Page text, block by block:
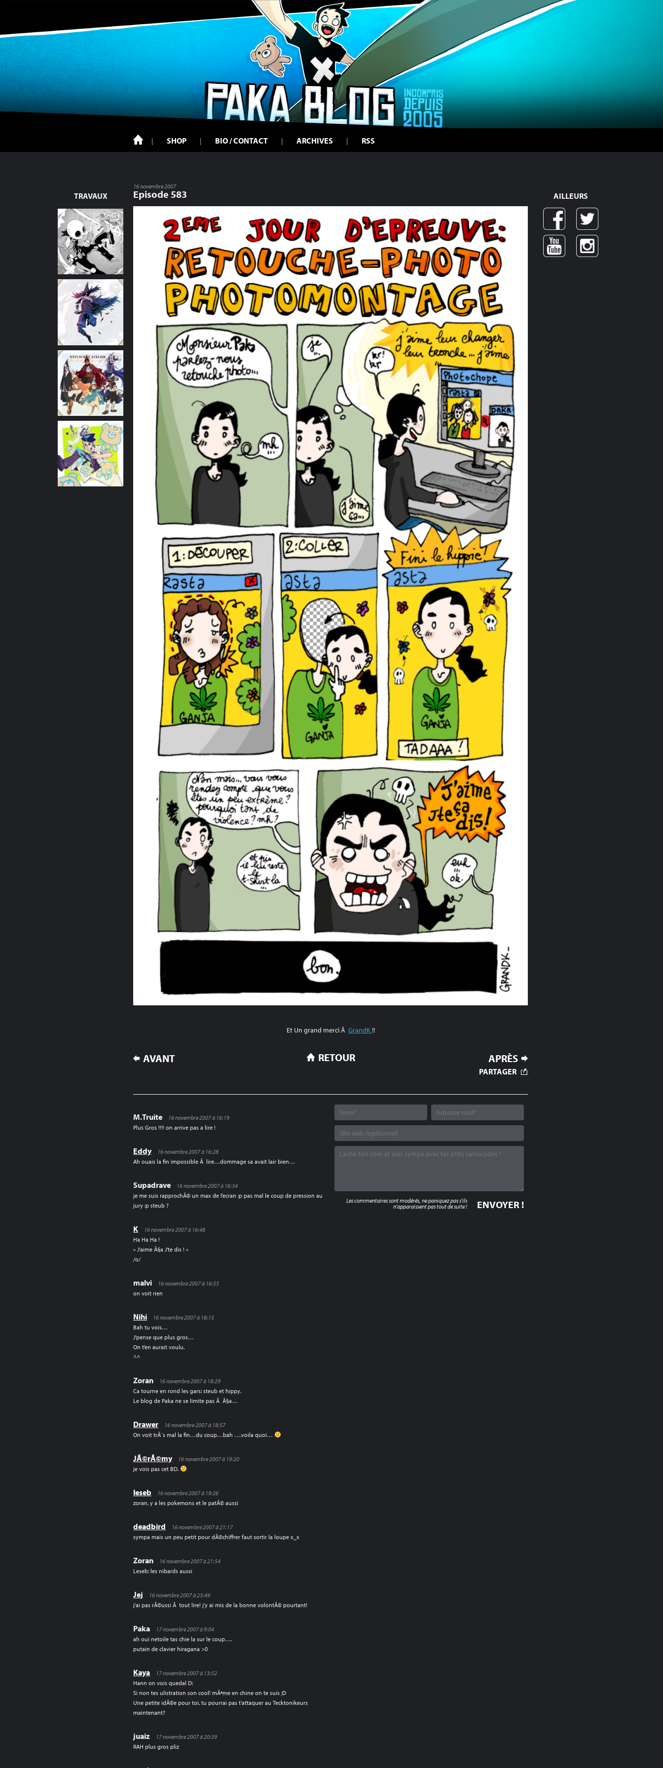
SHOP BIO / CONTACT ARCHIVES RSS
TRAVAUX
16 novembre 2007
Episode 583
Et Un grand merci Ã GrandK !!
NAVIGATION
AVANT APRÈS
RETOUR
PARTAGER
M.Truite
16 novembre 2007 à 16:19
Plus Gros !!!! on arrive pas a lire !
Eddy
16 novembre 2007 à 16:28
Ah ouais la fin impossible Ã lire…dommage sa avait lair bien…
Supadrave
16 novembre 2007 à 16:34
je me suis rapprochÃ© un max de l’ecran :p pas mal le coup de pression au
jury :p steub ?
K
16 novembre 2007 à 16:48
Ha Ha Ha !
« J’aime Ã§a J’te dis ! »
/o/
malvi
16 novembre 2007 à 16:55
on voit rien
Nihi
16 novembre 2007 à 18:15
Bah tu vois…
J’pense que plus gros…
On t’en aurait voulu.
^^
Zoran
16 novembre 2007 à 18:29
Ca tourne en rond les gars: steub et hippy.
Le blog de Paka ne se limite pas Ã Ã§a…
Drawer
16 novembre 2007 à 18:57
On voit trÃ¨s mal la fin…du coup…bah ….voila quoi…
JÃ©rÃ©my
16 novembre 2007 à 19:20
je vois pas cet BD.
leseb
16 novembre 2007 à 19:26
zoran, y a les pokemons et le patÃ© aussi
deadbird
16 novembre 2007 à 21:17
sympa mais un peu petit pour dÃ©chiffrer faut sortir la loupe x_x
Zoran
16 novembre 2007 à 21:54
Leseb: les nibards aussi
Jej
16 novembre 2007 à 23:49
j’ai pas rÃ©ussi Ã tout lire! j’y ai mis de la bonne volontÃ© pourtant!
Paka
17 novembre 2007 à 9:04
ah oui netoile tas chie la sur le coup….
putain de clavier hiragana >0
Kaya
17 novembre 2007 à 13:52
Hann on vois quedal D:
Si non tes ulistration son cool! mÃªme en chine on te suis ;D
Une petite idÃ©e pour toi, tu pourrai pas t’attaquer au Tecktonikeurs
maintenant?
juaiz
17 novembre 2007 à 20:39
RAH plus gros pliz
Les commentaires sont modérés, ne paniquez pas s'ils
n'apparaissent pas tout de suite !
AILLEURS